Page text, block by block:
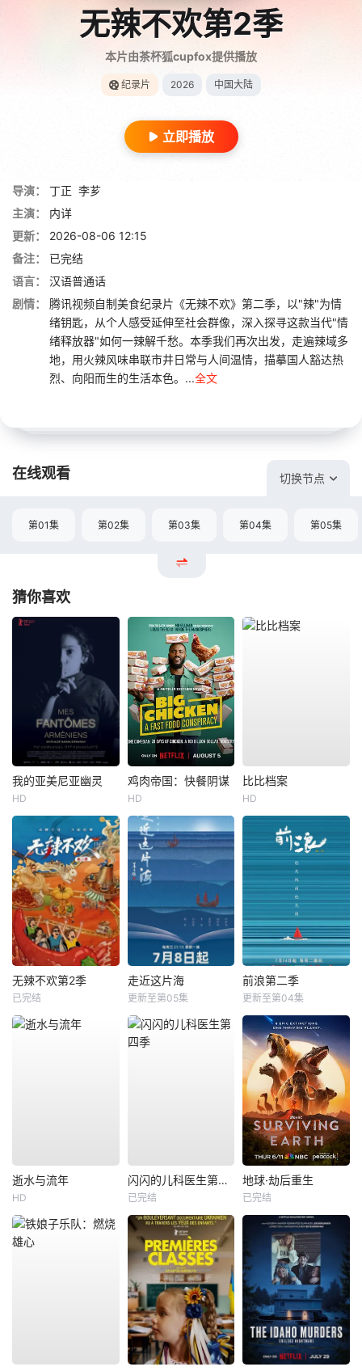
无辣不欢第2季
本片由茶杯狐cupfox提供播放
纪录片 2026 中国大陆
立即播放
导演： 丁正 李芗
主演：
内详
更新：
2026-08-06 12:15
备注：
已完结
语言：
汉语普通话
剧情：
腾讯视频自制美食纪录片《无辣不欢》第二季，以"辣"为情
绪钥匙，从个人感受延伸至社会群像，深入探寻这款当代"情
绪释放器"如何一辣解千愁。本季我们再次出发，走遍辣域多
地，用火辣风味串联市井日常与人间温情，描摹国人豁达热
烈、向阳而生的生活本色。...全文
在线观看 切换节点
第01集 第02集 第03集 第04集 第05集
猜你喜欢
我的亚美尼亚幽灵
HD
鸡肉帝国：快餐阴谋
HD
比比档案
HD
无辣不欢第2季
已完结
走近这片海
更新至第05集
前浪第二季
更新至第04集
逝水与流年
HD
闪闪的儿科医生第四季
已完结
地球·劫后重生
已完结